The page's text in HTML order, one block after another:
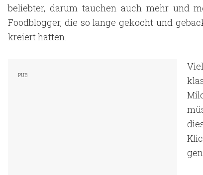
beliebter, darum tauchen auch mehr und
Foodblogger, die so lange gekocht und
kreiert hatten.